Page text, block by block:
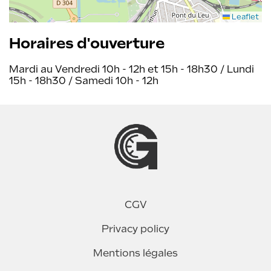
Leaflet
Horaires d'ouverture
Mardi au Vendredi 10h - 12h et 15h - 18h30 / Lundi
15h - 18h30 / Samedi 10h - 12h
CGV
Privacy policy
Mentions légales